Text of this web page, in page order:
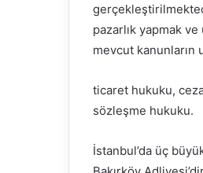
pazarlık yapmak
mevcut kanunların
ticaret hukuku,
sözleşme hukuku.
İstanbul’da üç